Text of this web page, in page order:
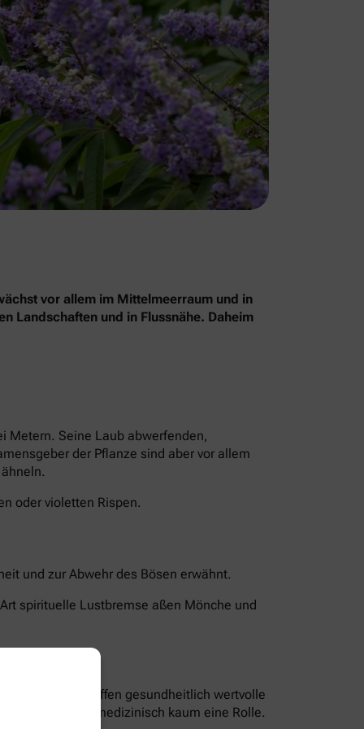
vor allem im Mittelmeerraum und in
Landschaften und in Flussnähe. Daheim
Metern. Seine Laub abwerfenden,
der Pflanze sind aber vor allem
oder violetten Rispen.
und zur Abwehr des Bösen erwähnt.
spirituelle Lustbremse aßen Mönche und
und Bitterstoffen gesundheitlich wertvolle
Blüten spielen medizinisch kaum eine Rolle.